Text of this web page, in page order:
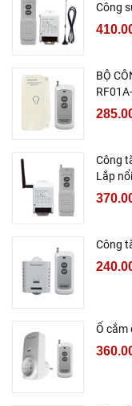
Công
BỘ
Công
Lắp nổi
Công
Ổ cắm